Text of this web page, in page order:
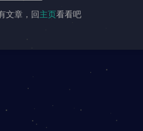
文章，回主页看看吧